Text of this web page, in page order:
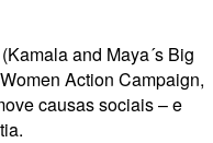
and Maya´s Big
Action Campaign,
causas sociais – e